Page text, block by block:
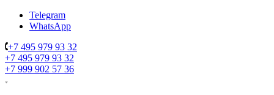
Telegram
WhatsApp
+7 495 979 93 32
+7 495 979 93 32
+7 999 902 57 36